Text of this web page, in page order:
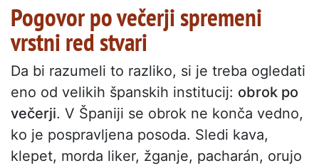
Pogovor po večerji spremeni
vrstni red stvari
Da bi razumeli to razliko, si je treba ogledati
eno od velikih španskih institucij: obrok po
večerji. V Španiji se obrok ne konča vedno,
ko je pospravljena posoda. Sledi kava,
klepet, morda liker, žganje, pacharán, orujo